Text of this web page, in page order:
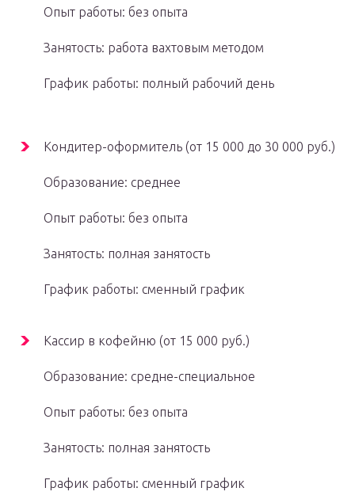
Опыт работы: без опыта
Занятость: работа вахтовым методом
График работы: полный рабочий день
Кондитер-оформитель (от 15 000 до 30 000 руб.)
Образование: среднее
Опыт работы: без опыта
Занятость: полная занятость
График работы: сменный график
Кассир в кофейню (от 15 000 руб.)
Образование: средне-специальное
Опыт работы: без опыта
Занятость: полная занятость
График работы: сменный график